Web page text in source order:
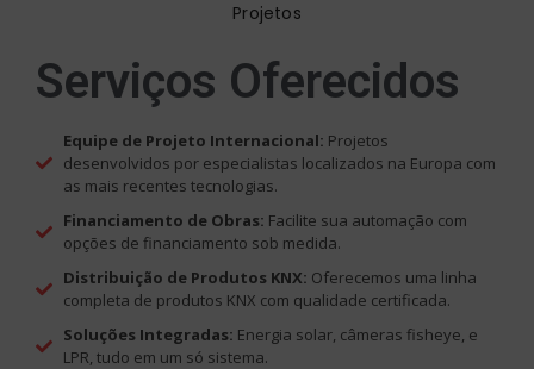
Projetos
Serviços Oferecidos
Equipe de Projeto Internacional: Projetos
desenvolvidos por especialistas localizados na Europa com
as mais recentes tecnologias.
Financiamento de Obras: Facilite sua automação com
opções de financiamento sob medida.
Distribuição de Produtos KNX: Oferecemos uma linha
completa de produtos KNX com qualidade certificada.
Soluções Integradas: Energia solar, câmeras fisheye, e
LPR, tudo em um só sistema.